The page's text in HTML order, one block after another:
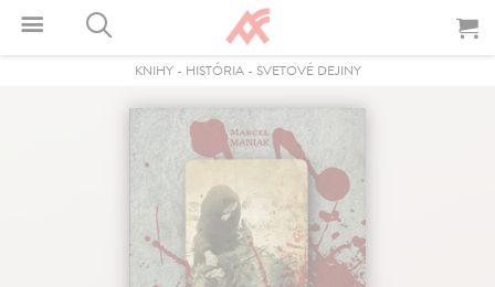
KNIHY- HISTÓRIA- SVETOVÉ DEJINY